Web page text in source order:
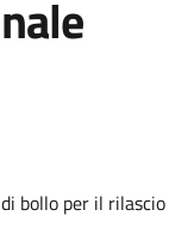
bollo per il rilascio